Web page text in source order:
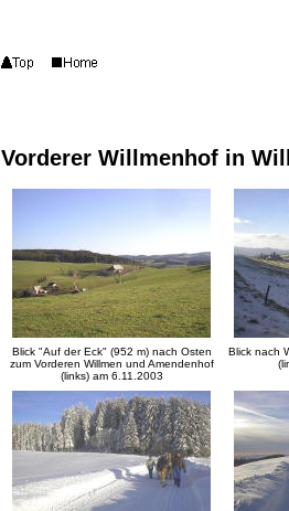
Vorderer Willmenhof in
Blick "Auf der Eck" (952 m) nach Osten
zum Vorderen Willmen und Amendenhof
(links) am 6.11.2003
Blick nach